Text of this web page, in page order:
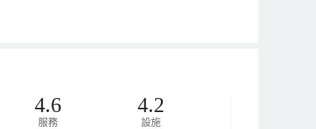
4.6
服務
4.2
設施